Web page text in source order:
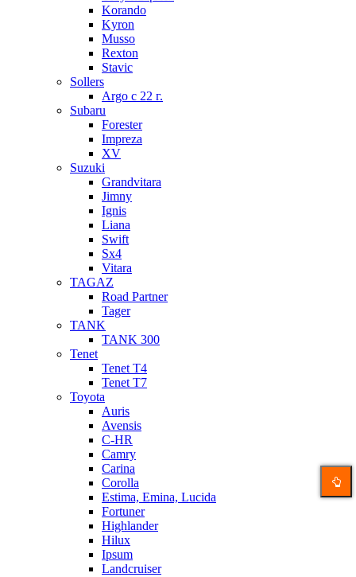
Korando
Kyron
Musso
Rexton
Stavic
Sollers
Argo с 22 г.
Subaru
Forester
Impreza
XV
Suzuki
Grandvitara
Jimny
Ignis
Liana
Swift
Sx4
Vitara
TAGAZ
Road Partner
Tager
TANK
TANK 300
Tenet
Tenet T4
Tenet T7
Toyota
Auris
Avensis
C-HR
Camry
Carina
Corolla
Estima, Emina, Lucida
Fortuner
Highlander
Hilux
Ipsum
Landcruiser